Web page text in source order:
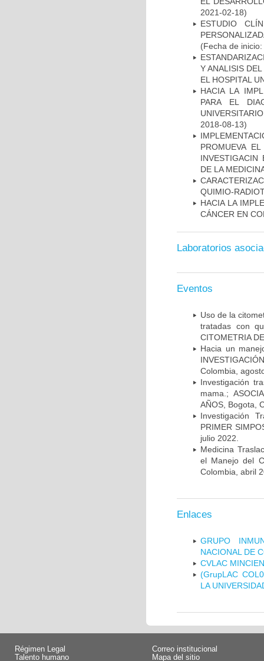
2021-02-18)
ESTUDIO
(Fecha de
Y ANALISIS
EL HOSPITAL
HACIA LA
PARA EL
2018-08-13)
PROMUEVA
INVESTIGACIN
DE LA
QUIMIO-
HACIA LA
CÁNCER EN
Laboratorios
Eventos
Uso de la
tratadas con
CITOMETRIA
Hacia un
Colombia,
Investigación
mama.;
AÑOS, Bogota,
Investigación
PRIMER
julio 2022.
Medicina
el Manejo del
Colombia, abril
Enlaces
GRUPO
NACIONAL DE
CVLAC
(GrupLAC
LA
Régimen Legal
Talento humano
Correo institucional
Mapa del sitio